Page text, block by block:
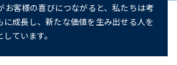
お客様の喜びにつながると、私たちは考
に成長し、新たな価値を生み出せる人を
ています。